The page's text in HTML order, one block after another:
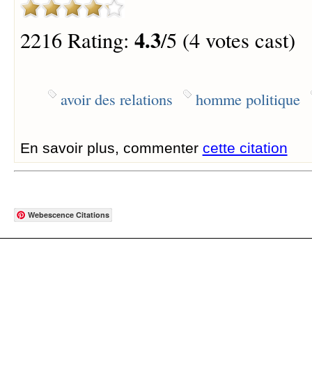
2216 Rating: 4.3/5 (4 votes cast)
avoir des relations homme politique
En savoir plus, commenter cette citation
Webescence Citations